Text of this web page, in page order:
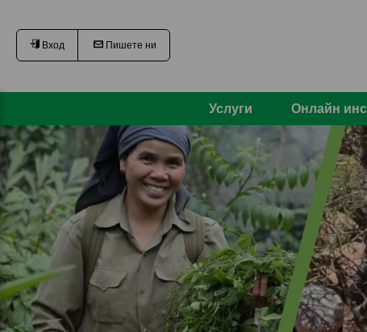
Вход Пишете ни
Услуги Онлайн